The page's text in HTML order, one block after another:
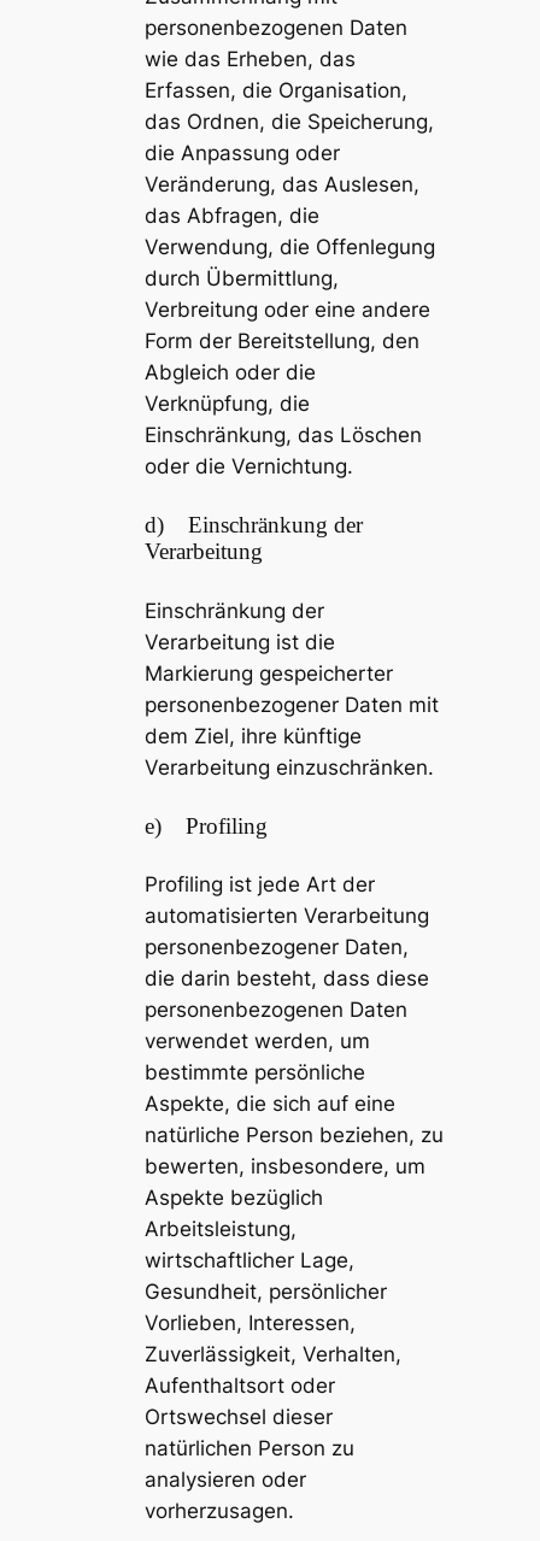
personenbezogenen Daten
wie das Erheben, das
Erfassen, die Organisation,
das Ordnen, die Speicherung,
die Anpassung oder
Veränderung, das Auslesen,
das Abfragen, die
Verwendung, die Offenlegung
durch Übermittlung,
Verbreitung oder eine andere
Form der Bereitstellung, den
Abgleich oder die
Verknüpfung, die
Einschränkung, das Löschen
oder die Vernichtung.
d) Einschränkung der
Verarbeitung
Einschränkung der
Verarbeitung ist die
Markierung gespeicherter
personenbezogener Daten mit
dem Ziel, ihre künftige
Verarbeitung einzuschränken.
e) Profiling
Profiling ist jede Art der
automatisierten Verarbeitung
personenbezogener Daten,
die darin besteht, dass diese
personenbezogenen Daten
verwendet werden, um
bestimmte persönliche
Aspekte, die sich auf eine
natürliche Person beziehen, zu
bewerten, insbesondere, um
Aspekte bezüglich
Arbeitsleistung,
wirtschaftlicher Lage,
Gesundheit, persönlicher
Vorlieben, Interessen,
Zuverlässigkeit, Verhalten,
Aufenthaltsort oder
Ortswechsel dieser
natürlichen Person zu
analysieren oder
vorherzusagen.